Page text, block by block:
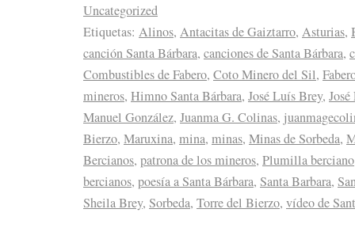
Uncategorized
Etiquetas: Alinos, Antacitas de Gaiztarro, Asturias,
canción Santa Bárbara, canciones de Santa Bárbara,
Combustibles de Fabero, Coto Minero del Sil,
mineros, Himno Santa Bárbara, José Luís Brey,
Manuel González, Juanma G. Colinas,
Bierzo, Maruxina, mina, minas, Minas de Sorbeda,
Bercianos, patrona de los mineros, Plumilla berciano
bercianos, poesía a Santa Bárbara, Santa Barbara,
Sheila Brey, Sorbeda, Torre del Bierzo, vídeo de